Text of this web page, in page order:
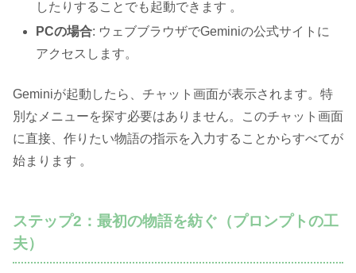
したりすることでも起動できます 。
PCの場合: ウェブブラウザでGeminiの公式サイトに
アクセスします。
Geminiが起動したら、チャット画面が表示されます。特
別なメニューを探す必要はありません。このチャット画面
に直接、作りたい物語の指示を入力することからすべてが
始まります 。
ステップ2：最初の物語を紡ぐ（プロンプトの工
夫）